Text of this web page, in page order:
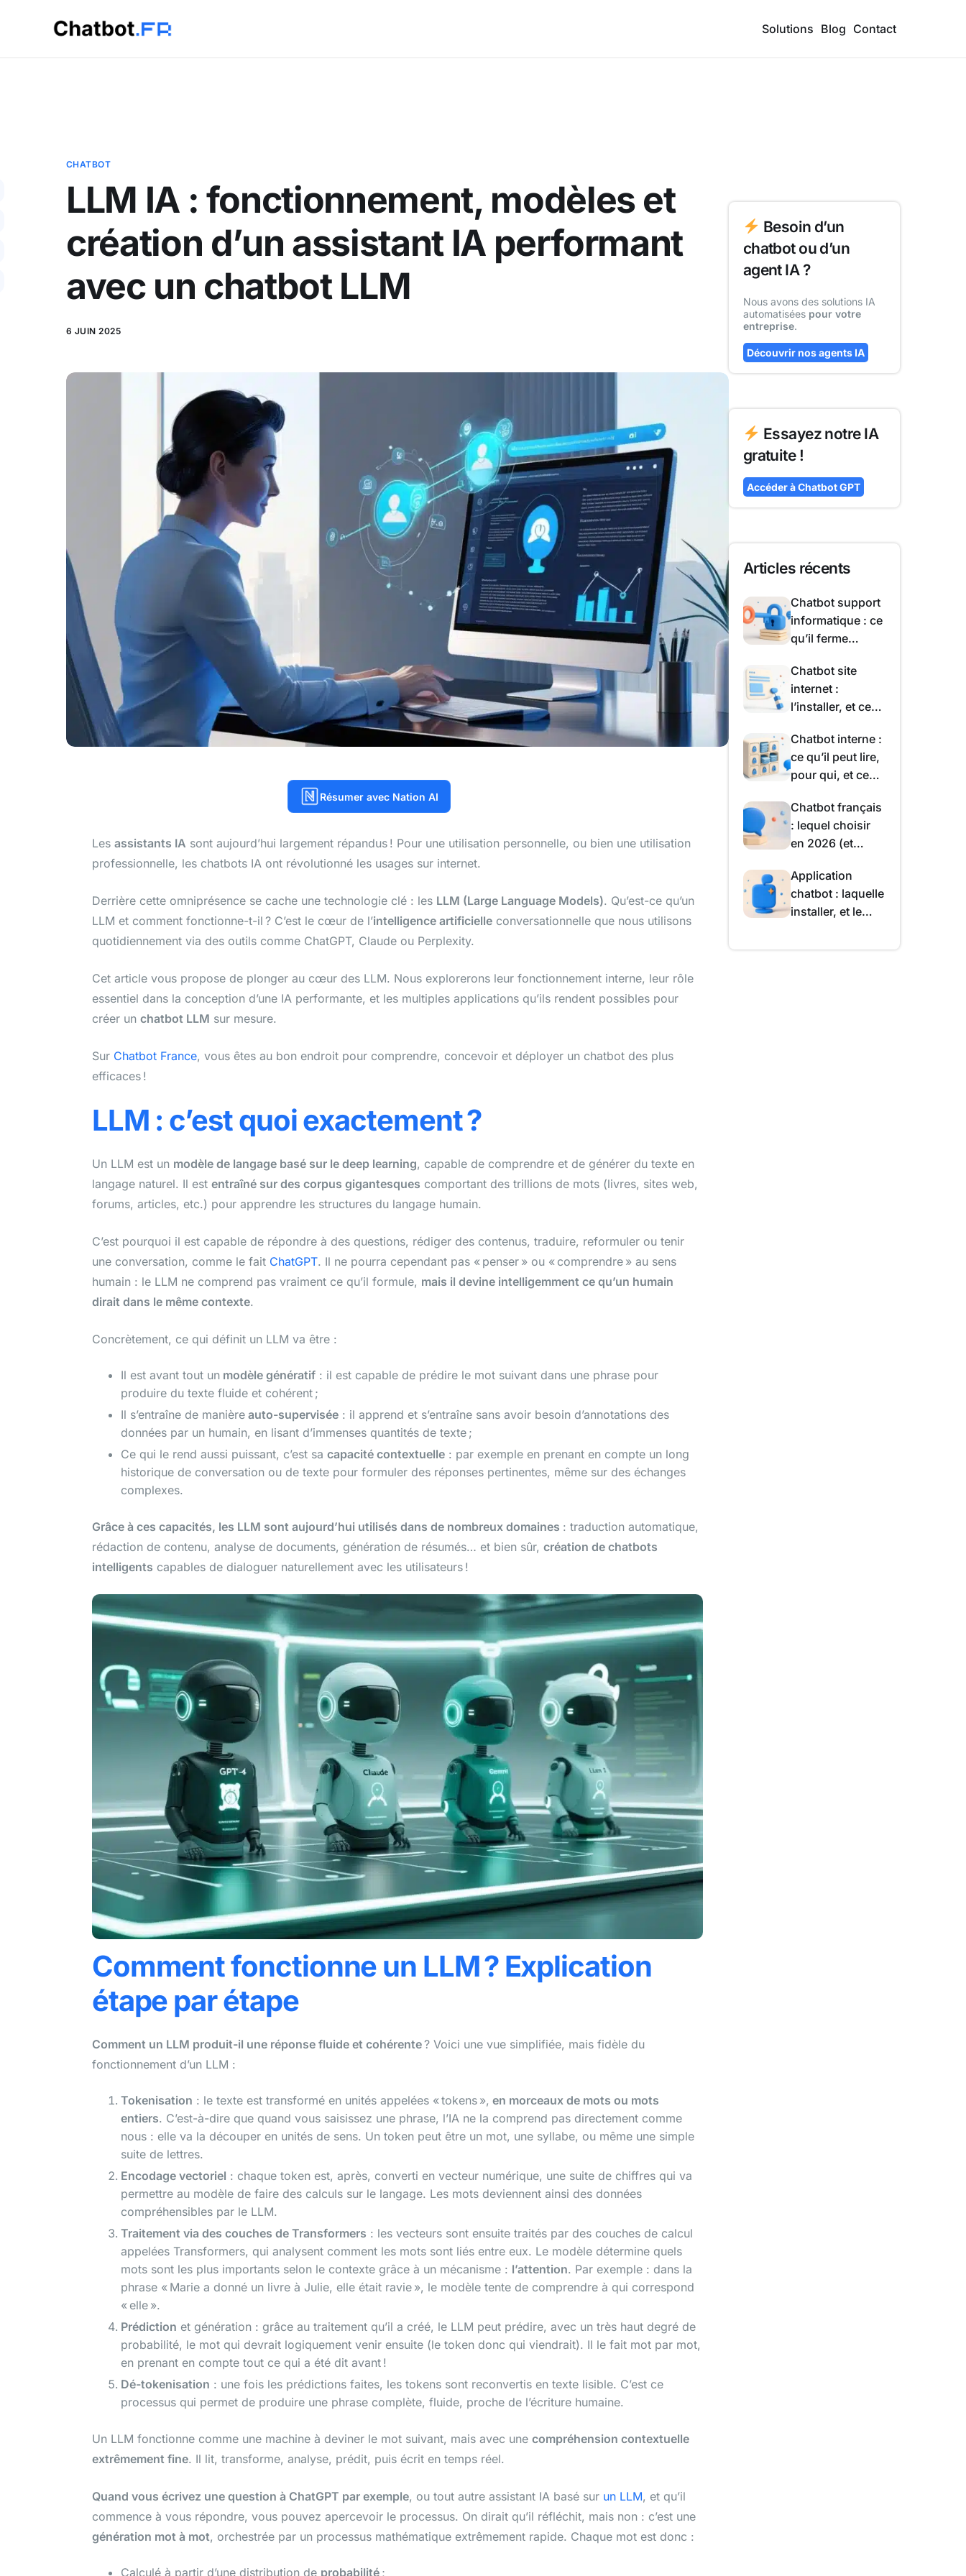
Solutions Blog Contact
CHATBOT
LLM IA : fonctionnement, modèles et
création d’un assistant IA performant
avec un chatbot LLM
6 JUIN 2025
Résumer avec Nation AI
Les assistants IA sont aujourd’hui largement répandus ! Pour une utilisation personnelle, ou bien une utilisation
professionnelle, les chatbots IA ont révolutionné les usages sur internet.
Derrière cette omniprésence se cache une technologie clé : les LLM (Large Language Models). Qu’est-ce qu’un
LLM et comment fonctionne-t-il ? C’est le cœur de l’intelligence artificielleconversationnelle que nous utilisons
quotidiennement via des outils comme ChatGPT, Claude ou Perplexity.
Cet article vous propose de plonger au cœur des LLM. Nous explorerons leur fonctionnement interne, leur rôle
essentiel dans la conception d’une IA performante, et les multiples applications qu’ils rendent possibles pour
créer un chatbot LLM sur mesure.
Sur Chatbot France, vous êtes au bon endroit pour comprendre, concevoir et déployer un chatbot des plus
efficaces !
LLM : c’est quoi exactement ?
Un LLM est un modèle de langage basé sur le deep learning, capable de comprendre et de générer du texte en
langage naturel. Il est entraîné sur des corpus gigantesques comportant des trillions de mots (livres, sites web,
forums, articles, etc.) pour apprendre les structures du langage humain.
C’est pourquoi il est capable de répondre à des questions, rédiger des contenus, traduire, reformuler ou tenir
une conversation, comme le fait ChatGPT. Il ne pourra cependant pas « penser » ou « comprendre » au sens
humain : le LLM ne comprend pas vraiment ce qu’il formule, mais il devine intelligemment ce qu’un humain
dirait dans le même contexte.
Concrètement, ce qui définit un LLM va être :
Il est avant tout unmodèle génératif: il est capable de prédire le mot suivant dans une phrase pour
produire du texte fluide et cohérent ;
Il s’entraîne de manièreauto-supervisée: il apprend et s’entraîne sans avoir besoin d’annotations des
données par un humain, en lisant d’immenses quantités de texte ;
Ce qui le rend aussi puissant, c’est sa capacité contextuelle: par exemple en prenant en compte un long
historique de conversation ou de texte pour formuler des réponses pertinentes, même sur des échanges
complexes.
Grâce à ces capacités, les LLM sont aujourd’hui utilisés dans de nombreux domaines : traduction automatique,
rédaction de contenu, analyse de documents, génération de résumés… et bien sûr, création de chatbots
intelligents capables de dialoguer naturellement avec les utilisateurs !
Comment fonctionne un LLM ? Explication
étape par étape
Comment un LLM produit-il une réponse fluide et cohérente? Voici une vue simplifiée, mais fidèle du
fonctionnement d’un LLM :
Tokenisation : le texte est transformé en unités appelées « tokens », en morceaux de mots ou mots
entiers. C’est-à-dire que quand vous saisissez une phrase, l’IA ne la comprend pas directement comme
nous : elle va la découper en unités de sens. Un token peut être un mot, une syllabe, ou même une simple
suite de lettres.
Encodage vectoriel : chaque token est, après, converti en vecteur numérique, une suite de chiffres qui va
permettre au modèle de faire des calculs sur le langage. Les mots deviennent ainsi des données
compréhensibles par le LLM.
Traitement via des couches de Transformers : les vecteurs sont ensuite traités par des couches de calcul
appelées Transformers, qui analysent comment les mots sont liés entre eux. Le modèle détermine quels
mots sont les plus importants selon le contexte grâce à un mécanisme : l’attention. Par exemple : dans la
phrase « Marie a donné un livre à Julie, elle était ravie », le modèle tente de comprendre à qui correspond
« elle ».
Prédiction et génération : grâce au traitement qu’il a créé, le LLM peut prédire, avec un très haut degré de
probabilité, le mot qui devrait logiquement venir ensuite (le token donc qui viendrait). Il le fait mot par mot,
en prenant en compte tout ce qui a été dit avant !
Dé-tokenisation : une fois les prédictions faites, les tokens sont reconvertis en texte lisible. C’est ce
processus qui permet de produire une phrase complète, fluide, proche de l’écriture humaine.
Un LLM fonctionne comme une machine à deviner le mot suivant, mais avec une compréhension contextuelle
extrêmement fine. Il lit, transforme, analyse, prédit, puis écrit en temps réel.
Quand vous écrivez une question à ChatGPT par exemple, ou tout autre assistant IA basé sur un LLM, et qu’il
commence à vous répondre, vous pouvez apercevoir le processus. On dirait qu’il réfléchit, mais non : c’est une
génération mot à mot, orchestrée par un processus mathématique extrêmement rapide. Chaque mot est donc :
Calculé à partir d’une distribution de probabilité ;
Besoin d’un
chatbot ou d’un
agent IA ?
Nous avons des solutions IA
automatisées pour votre
entreprise.
Découvrir nos agents IA
Essayez notre IA
gratuite !
Accéder à Chatbot GPT
Articles récents
Chatbot support
informatique : ce
qu’il ferme
quel prix
Chatbot site
internet :
l’installer, et ce
vraiment à vos
pages
Chatbot interne :
ce qu’il peut lire,
pour qui, et ce
Chatbot français
: lequel choisir
en 2026 (et
sont pas)
Application
chatbot : laquelle
installer, et le
l’abonnement à